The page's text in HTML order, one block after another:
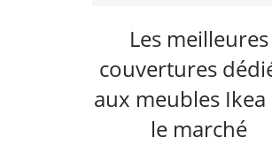
Les meilleures
couvertures
aux meubles
le marché